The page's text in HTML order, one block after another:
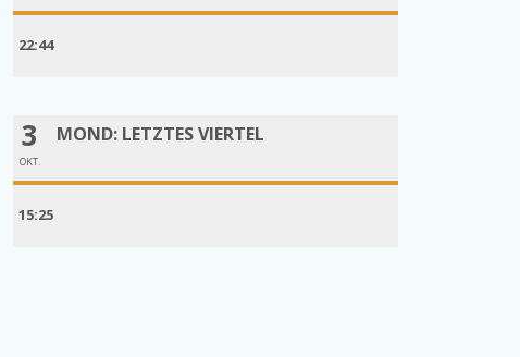
22:44
3
OKT.
MOND: LETZTES VIERTEL
15:25